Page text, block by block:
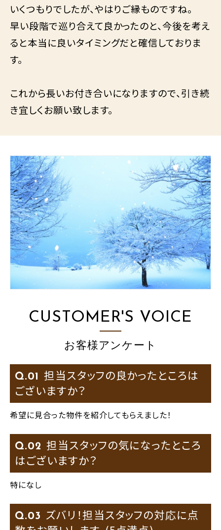
いくつもりでしたが、やはりご縁ものですね。
早い段階で巡り合えて良かったのと、今後を考え
ると本当に良いタイミングだと確信しておりま
す。
これから長いお付き合いになりますので、引き続
き宜しくお願い致します。
CUSTOMER'S VOICE
お客様アンケート
Q.
担当スタッフの良かったところは
ございますか？
希望に見合った物件を紹介してもらえました！
Q.
担当スタッフの気になったところ
はございますか？
特になし
Q.
ズバリ！担当スタッフの対応に点